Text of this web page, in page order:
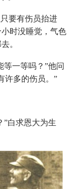
要有伤员抬进
时没睡觉，气色
。
等一等吗？”他问
许多的伤员。”
”白求恩大为生